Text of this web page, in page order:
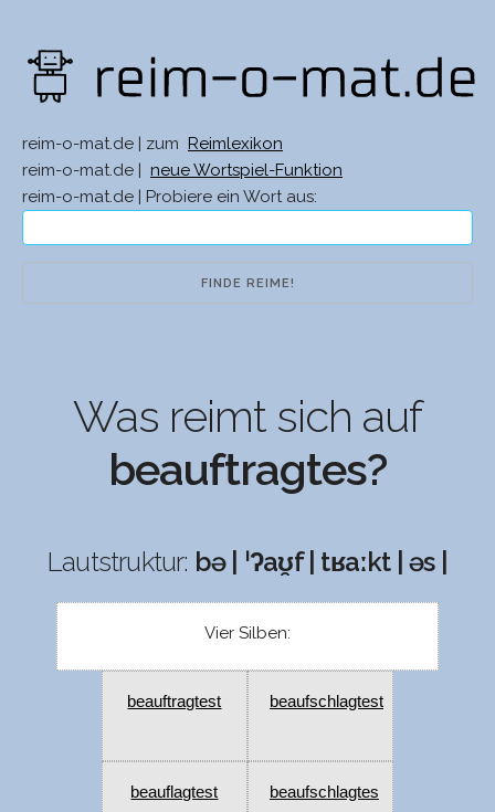
reim-o-mat.de | zum
Reimlexikon
reim-o-mat.de |
neue Wortspiel-Funktion
reim-o-mat.de | Probiere ein Wort aus:
Was reimt sich auf
beauftragtes?
Lautstruktur: bə | ˈʔaʊ̯f | tʁaːkt | əs |
Vier Silben:
beauftragtest beaufschlagtest
beauflagtest beaufschlagtes